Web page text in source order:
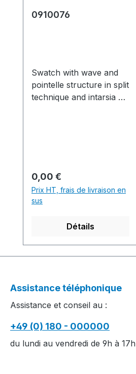
0910076
Swatch with wave and
pointelle structure in split
technique and intarsia Y-
Intarsia Y-
Blende.Production time /
Produktionszeit:1 knitted
fabric(s) / Strickteil(e) 11
m/sec....................................
................................................
................................................
001.........................................
................................................
...Yarn quality and carrier
overview / Garn- und
Prix régulier :
0,00 €
Prix HT, frais de livraison en
sus
Détails
Assistance téléphonique
Assistance et conseil au :
+49 (0) 180 - 000000
du lundi au vendredi de 9h à 17h